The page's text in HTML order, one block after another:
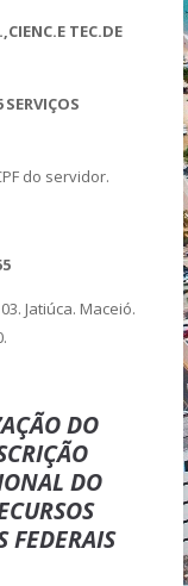
NC.E TEC.DE
SERVIÇOS
do servidor.
Jatiúca. Maceió.
DO
DO
FEDERAIS